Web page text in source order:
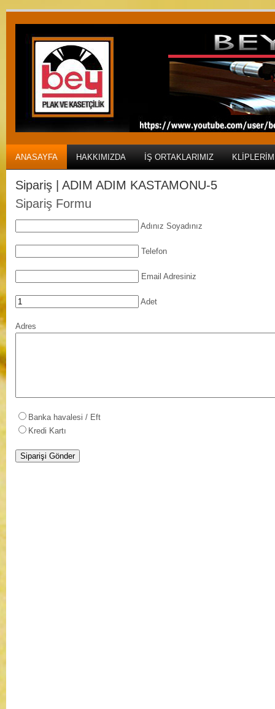
ANASAYFA HAKKIMIZDA İŞ ORTAKLARIMIZ
Sipariş | ADIM ADIM KASTAMONU-5
Sipariş Formu
Adınız Soyadınız
Telefon
Email Adresiniz
Adet
Adres
Banka havalesi / Eft
Kredi Kartı